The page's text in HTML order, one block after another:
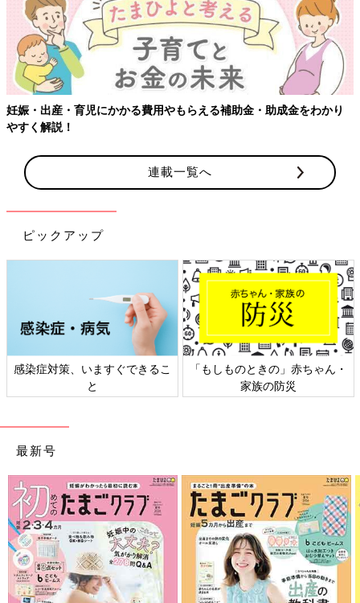
妊娠・出産・育児にかかる費用やもらえる補助金・助成金をわかり
やすく解説！
連載一覧へ
ピックアップ
感染症対策、いますぐできるこ
と
「もしものときの」赤ちゃん・
家族の防災
最新号